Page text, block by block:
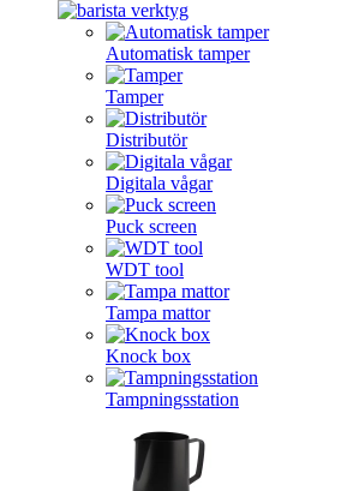
Automatisk tamper
Tamper
Distributör
Digitala vågar
Puck screen
WDT tool
Tampa mattor
Knock box
Tampningsstation